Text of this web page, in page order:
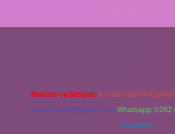
Reklam ve İletişim: E-mail:
forumhizmeti@gmail.com Whatsapp: 0262
@karabul